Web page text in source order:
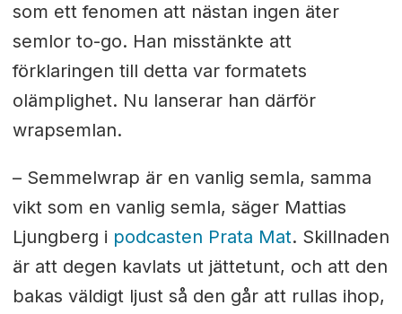
som ett fenomen att nästan ingen äter
semlor to-go. Han misstänkte att
förklaringen till detta var formatets
olämplighet. Nu lanserar han därför
wrapsemlan.
– Semmelwrap är en vanlig semla, samma
vikt som en vanlig semla, säger Mattias
Ljungberg i podcasten Prata Mat. Skillnaden
är att degen kavlats ut jättetunt, och att den
bakas väldigt ljust så den går att rullas ihop,